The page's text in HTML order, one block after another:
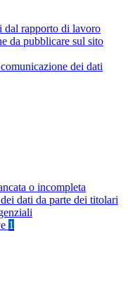
dal rapporto di lavoro
da pubblicare sul sito
dei dati
o incompleta
dati da parte dei titolari
1